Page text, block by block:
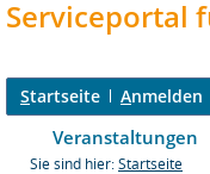
Serviceportal
Startseite Anmelden
Veranstaltungen
Sie sind hier: Startseite